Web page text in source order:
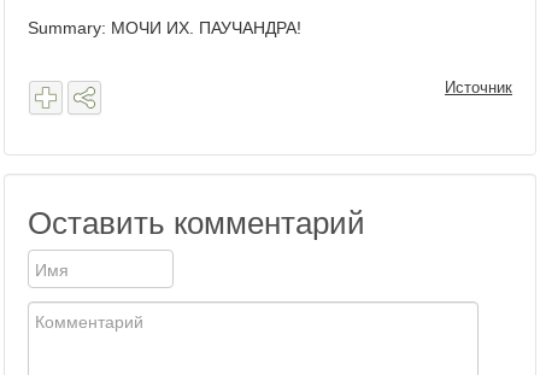
Summary: МОЧИ ИХ. ПАУЧАНДРА!
Источник
Оставить комментарий